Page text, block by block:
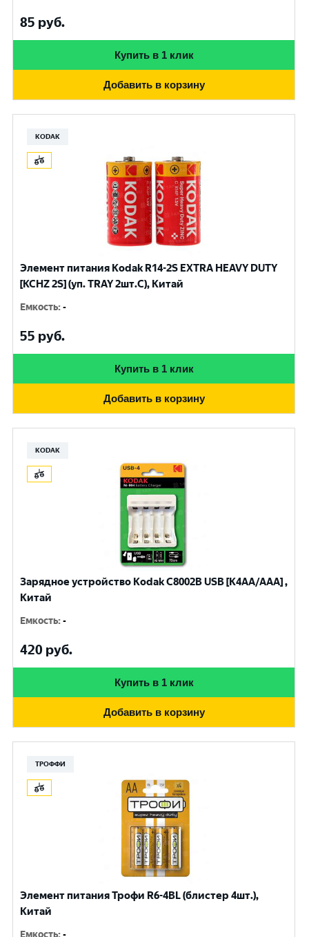
85 руб.
Купить в 1 клик
Добавить в корзину
KODAK
Элемент питания Kodak R14-2S EXTRA HEAVY DUTY
[KCHZ 2S] (уп. TRAY 2шт.C), Китай
Емкость:-
55 руб.
Купить в 1 клик
Добавить в корзину
KODAK
Зарядное устройство Kodak С8002B USB [K4AA/AAA] ,
Китай
Емкость:-
420 руб.
Купить в 1 клик
Добавить в корзину
ТРОФФИ
Элемент питания Трофи R6-4BL (блистер 4шт.),
Китай
Емкость:-